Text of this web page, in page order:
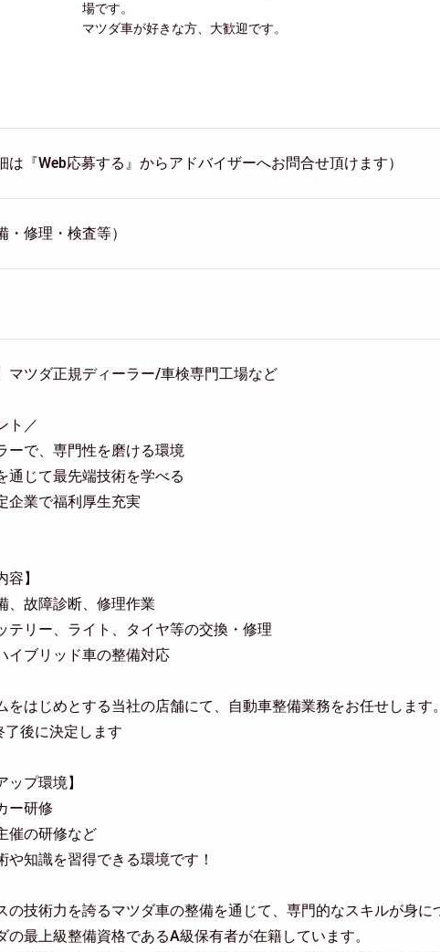
場です。
マツダ車が好きな方、大歓迎です。
は『Web応募する』からアドバイザーへお問合せ頂けます）
・修理・検査等）
マツダ正規ディーラー/車検専門工場など
ト／
ーで、専門性を磨ける環境
通じて最先端技術を学べる
企業で福利厚生充実
容】
、故障診断、修理作業
テリー、ライト、タイヤ等の交換・修理
イブリッド車の整備対応
をはじめとする当社の店舗にて、自動車整備業務をお任せします
後に決定します
ップ環境】
ー研修
催の研修など
や知識を習得できる環境です！
の技術力を誇るマツダ車の整備を通じて、専門的なスキルが身に
最上級整備資格であるA級保有者が在籍しています。